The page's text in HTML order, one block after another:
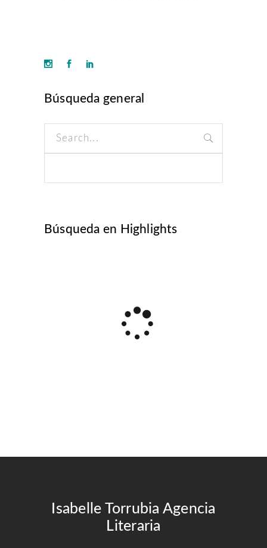
Búsqueda general
Search
Búsqueda en Highlights
Isabelle Torrubia Agencia
Literaria